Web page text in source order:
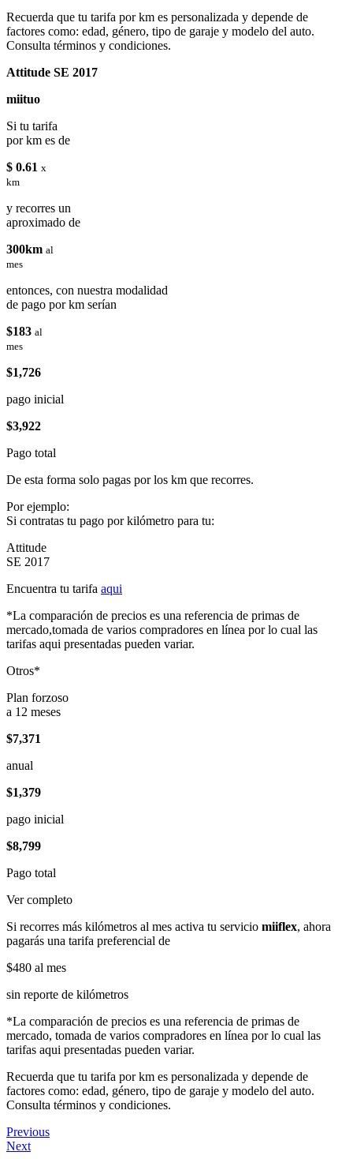
Recuerda que tu tarifa por km es personalizada y depende de
factores como: edad, género, tipo de garaje y modelo del auto.
Consulta términos y condiciones.
Attitude SE 2017
miituo
Si tu tarifa
por km es de
$ 0.61 x
km
y recorres un
aproximado de
300km al
mes
entonces, con nuestra modalidad
de pago por km serían
$183 al
mes
$1,726
pago inicial
$3,922
Pago total
De esta forma solo pagas por los km que recorres.
Por ejemplo:
Si contratas tu pago por kilómetro para tu:
Attitude
SE 2017
Encuentra tu tarifa aqui
*La comparación de precios es una referencia de primas de
mercado,tomada de varios compradores en línea por lo cual las
tarifas aqui presentadas pueden variar.
Otros*
Plan forzoso
a 12 meses
$7,371
anual
$1,379
pago inicial
$8,799
Pago total
Ver completo
Si recorres más kilómetros al mes activa tu servicio miiflex, ahora
pagarás una tarifa preferencial de
$480 al mes
sin reporte de kilómetros
*La comparación de precios es una referencia de primas de
mercado, tomada de varios compradores en línea por lo cual las
tarifas aqui presentadas pueden variar.
Recuerda que tu tarifa por km es personalizada y depende de
factores como: edad, género, tipo de garaje y modelo del auto.
Consulta términos y condiciones.
Previous
Next